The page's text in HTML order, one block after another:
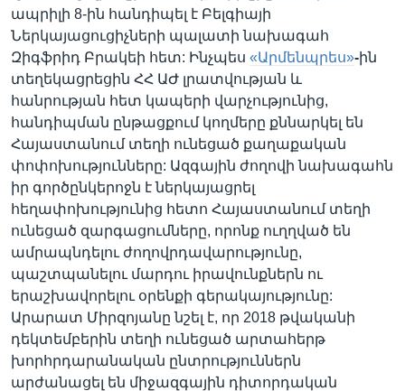
ապրիլի 8-ին հանդիպել է Բելգիայի
Ներկայացուցիչների պալատի նախագահ
Զիգֆրիդ Բրակեի հետ: Ինչպես «Արմենպրես»-ին
տեղեկացրեցին ՀՀ ԱԺ լրատվության և
հանրության հետ կապերի վարչությունից,
հանդիպման ընթացքում կողմերը քննարկել են
Հայաստանում տեղի ունեցած քաղաքական
փոփոխությունները: Ազգային ժողովի նախագահն
իր գործընկերոջն է ներկայացրել
հեղափոխությունից հետո Հայաստանում տեղի
ունեցած զարգացումները, որոնք ուղղված են
ամրապնդելու ժողովրդավարությունը,
պաշտպանելու մարդու իրավունքներն ու
երաշխավորելու օրենքի գերակայությունը:
Արարատ Միրզոյանը նշել է, որ 2018 թվականի
դեկտեմբերին տեղի ունեցած արտահերթ
խորհրդարանական ընտրություններն
արժանացել են միջազգային դիտորդական